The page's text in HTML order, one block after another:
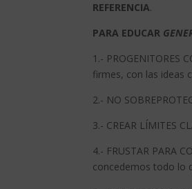
REFERENCIA.
PARA EDUCAR
1.- PROGENITORES
firmes, con las ideas
2.- NO
3.- CREAR LÍMITES
4.- FRUSTAR PARA
concedemos todo lo